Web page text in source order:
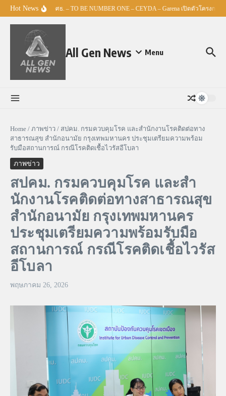
Skip to content
Hot News ศธ. – TO BE NUMBER ONE – CEYDA – Garena เปิดตัวโครงกา
All Gen News Menu
Home / ภาพข่าว / สปคม. กรมควบคุมโรค และสํานักงานโรคติดต่อทาง
สาธารณสุข สํานักอนามัย กรุงเทพมหานคร ประชุมเตรียมความพร้อม
รับมือสถานการณ์ กรณีโรคติดเชื้อไวรัสอีโบลา
ภาพข่าว
สปคม. กรมควบคุมโรค และสํา
นักงานโรคติดต่อทางสาธารณสุข
สํานักอนามัย กรุงเทพมหานคร
ประชุมเตรียมความพร้อมรับมือ
สถานการณ์ กรณีโรคติดเชื้อไวรัส
อีโบลา
พฤษภาคม 26, 2026